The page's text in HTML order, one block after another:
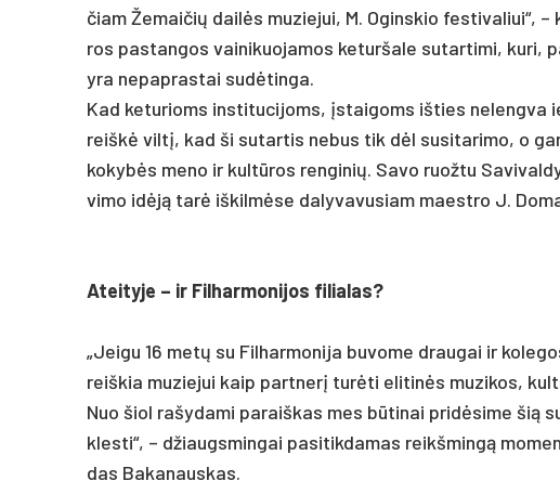
čiam Že­mai­čių dailės mu­zie­jui, M. Ogins­kio fes­ti­va­liui“,
ros pa­stan­gos vai­ni­kuo­ja­mos ke­tur­ša­le su­tar­ti­mi, ku­ri,
yra ne­pap­ras­tai su­dėtin­ga.
Kad ke­tu­rioms ins­ti­tu­ci­joms, įstai­goms iš­ties
reiškė viltį, kad ši su­tar­tis ne­bus tik dėl su­si­ta­ri­mo, o
ko­kybės me­no ir kultū­ros ren­gi­nių. Sa­vo ruož­tu
vi­mo idėją tarė iš­kilmė­se da­ly­va­vu­siam maest­ro J.
Atei­ty­je – ir Fil­har­mo­ni­jos fi­lia­las?
„Jei­gu 16 metų su Fil­har­mo­ni­ja bu­vo­me drau­gai ir
reiš­kia mu­zie­jui kaip par­tnerį turė­ti eli­tinės mu­zi­kos,
Nuo šiol ra­šy­da­mi pa­raiš­kas mes būti­nai pri­dėsi­me šią
kles­ti“, – džiaugs­min­gai pa­si­tik­da­mas reikš­mingą
das Ba­ka­naus­kas.